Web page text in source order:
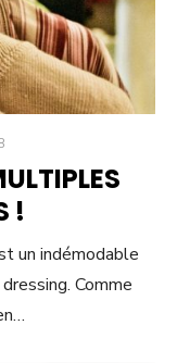
!
un indémodable
Comme